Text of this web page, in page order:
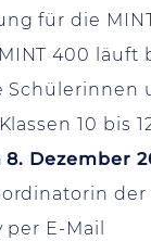
für die
400 läuft
Schülerinnen
10 bis
8. Dezember
der
E-Mail